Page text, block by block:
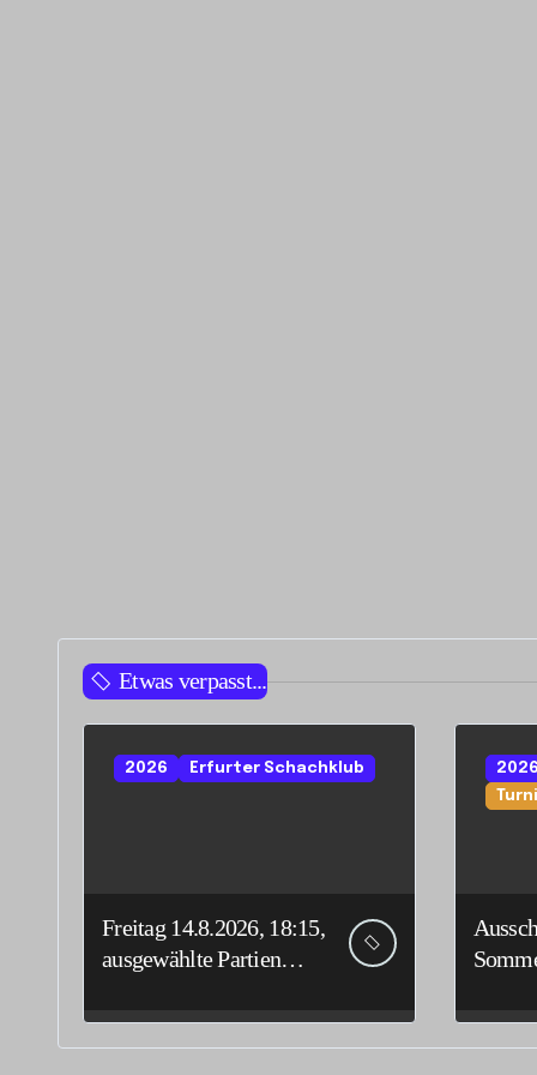
Etwas verpasst...
2026 Erfurter Schachklub
Freitag 14.8.2026, 18:15,
ausgewählte Partien
Senioreneinzelmeistersc
haft
2026